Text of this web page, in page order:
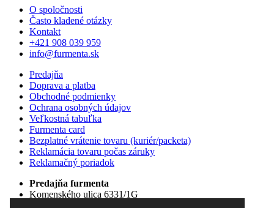
O spoločnosti
Často kladené otázky
Kontakt
+421 908 039 959
info@furmenta.sk
Predajňa
Doprava a platba
Obchodné podmienky
Ochrana osobných údajov
Veľkostná tabuľka
Furmenta card
Bezplatné vrátenie tovaru (kuriér/packeta)
Reklamácia tovaru počas záruky
Reklamačný poriadok
Predajňa furmenta
Komenského ulica 6331/1G